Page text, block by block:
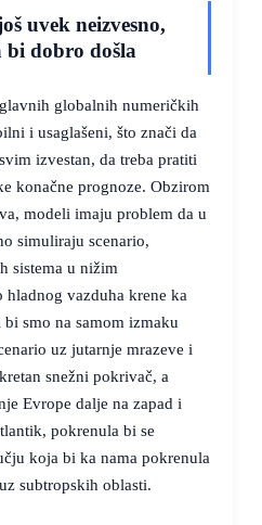
uvek neizvesno,
bi dobro došla
globalnih numeričkih
i usaglašeni, što znači da
izvestan, da treba pratiti
konačne prognoze. Obzirom
modeli imaju problem da u
simuliraju scenario,
sistema u nižim
vazduha krene ka
smo na samom izmaku
uz jutarnje mrazeve i
snežni pokrivač, a
Evrope dalje na zapad i
pokrenula bi se
koja bi ka nama pokrenula
subtropskih oblasti.